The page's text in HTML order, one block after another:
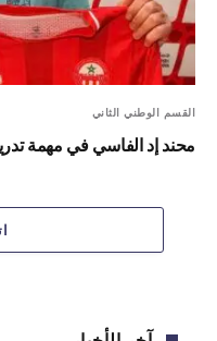
القسم الوطني الثاني
محند إد الفاسي في مهمة